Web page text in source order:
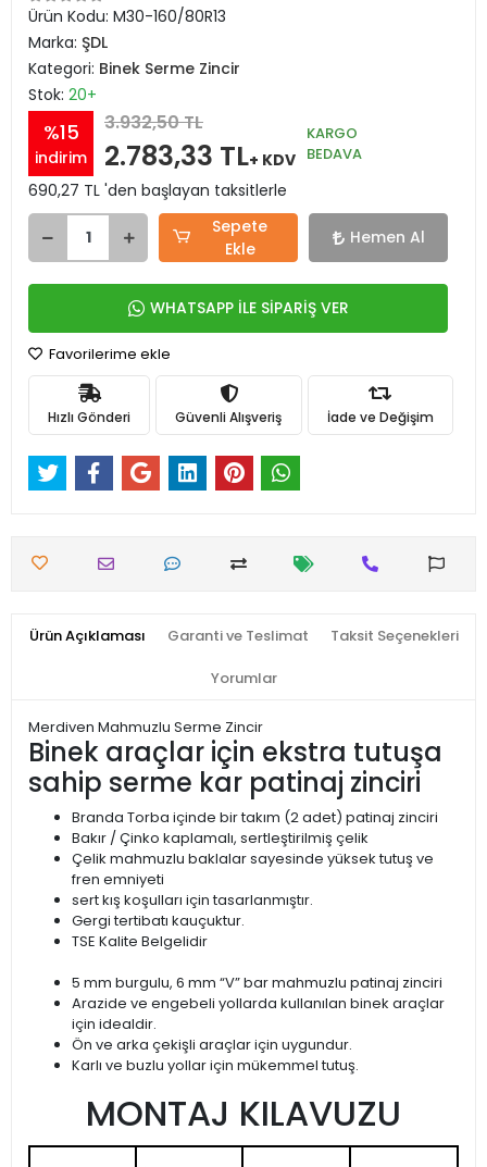
Ürün Kodu: M30-160/80R13
Marka: ŞDL
Kategori: Binek Serme Zincir
Stok: 20+
%15
indirim
3.932,50 TL
2.783,33 TL+ KDV
KARGO
BEDAVA
690,27 TL 'den başlayan taksitlerle
Sepete
Ekle
Hemen Al
WHATSAPP İLE SİPARİŞ VER
Favorilerime ekle
Hızlı Gönderi Güvenli Alışveriş İade ve Değişim
Ürün Açıklaması Garanti ve Teslimat Taksit Seçenekleri
Yorumlar
Merdiven Mahmuzlu Serme Zincir
Binek araçlar için ekstra tutuşa
sahip serme kar patinaj zinciri
Branda Torba içinde bir takım (2 adet) patinaj zinciri
Bakır / Çinko kaplamalı, sertleştirilmiş çelik
Çelik mahmuzlu baklalar sayesinde yüksek tutuş ve
fren emniyeti
sert kış koşulları için tasarlanmıştır.
Gergi tertibatı kauçuktur.
TSE Kalite Belgelidir
5 mm burgulu, 6 mm “V” bar mahmuzlu patinaj zinciri
Arazide ve engebeli yollarda kullanılan binek araçlar
için idealdir.
Ön ve arka çekişli araçlar için uygundur.
Karlı ve buzlu yollar için mükemmel tutuş.
MONTAJ KILAVUZU